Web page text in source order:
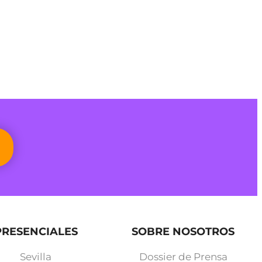
Sevilla
SOBRE NOSOTROS
Dossier de Prensa